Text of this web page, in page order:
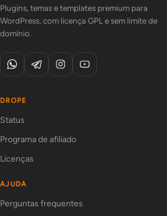
Plugins, temas e templates premium para
WordPress, com licença GPL e sem limite de
domínio.
DROPE
Status
Programa de afiliado
Licenças
AJUDA
Perguntas frequentes